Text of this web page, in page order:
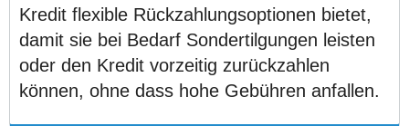
Kredit flexible Rückzahlungsoptionen bietet,
damit sie bei Bedarf Sondertilgungen leisten
oder den Kredit vorzeitig zurückzahlen
können, ohne dass hohe Gebühren anfallen.